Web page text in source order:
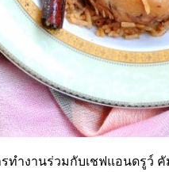
รทำงานร่วมกับเชฟแอนดรู